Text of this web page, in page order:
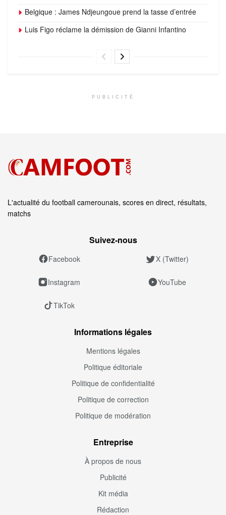
Belgique : James Ndjeungoue prend la tasse d’entrée
Luis Figo réclame la démission de Gianni Infantino
PUBLICITÉ
L'actualité du football camerounais, scores en direct, résultats,
matchs
Suivez‑nous
Facebook X (Twitter)
Instagram YouTube
TikTok
Informations légales
Mentions légales
Politique éditoriale
Politique de confidentialité
Politique de correction
Politique de modération
Entreprise
À propos de nous
Publicité
Kit média
Rédaction